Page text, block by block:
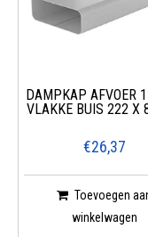
DAMPKAP AFVOER
VLAKKE BUIS 222 X
€26,37
Toevoegen
winkelwagen